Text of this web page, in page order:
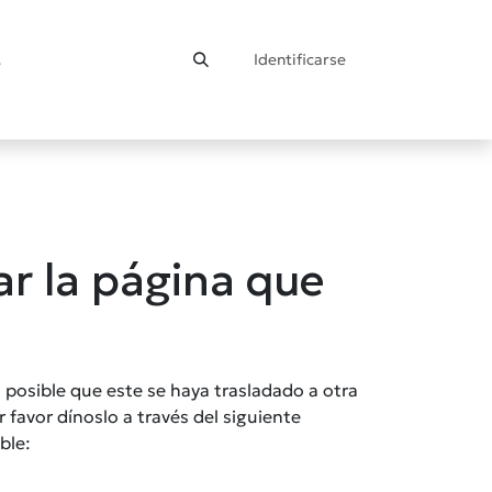
Identificarse
la página que
que este se haya trasladado a otra
favor dínoslo a través del siguiente